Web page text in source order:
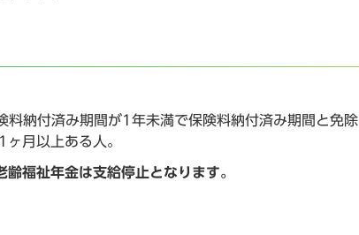
納付済み期間が1年未満で保険料納付済み期間と免除
月以上ある人。
福祉年金は支給停止となります。